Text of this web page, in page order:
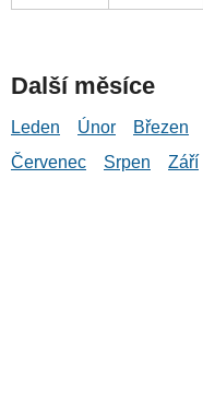
Další měsíce
Leden Únor Březen
Červenec
Srpen Září